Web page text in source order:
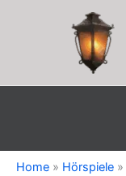
Home » Hörspiele »